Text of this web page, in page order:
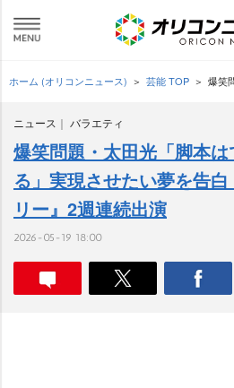
ホーム (オリコンニュース) 芸能 TOP 爆笑
ニュース バラエティ
爆笑問題・太田光「脚本
る」実現させたい夢を告
リー』2週連続出演
2026-05-19 18:00